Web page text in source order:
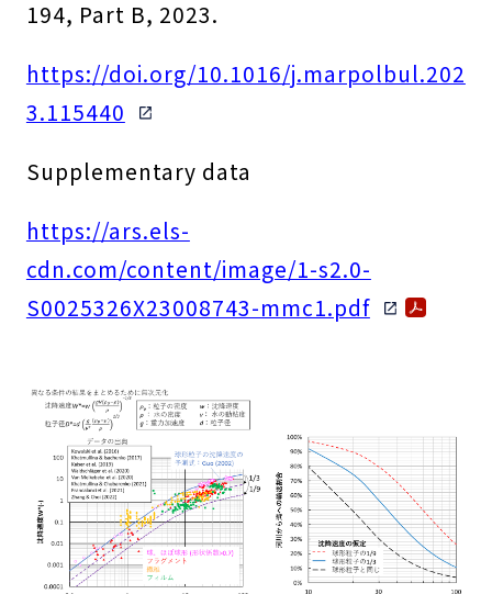
194, Part B, 2023.
https://doi.org/10.1016/j.marpolbul.202
3.115440
Supplementary data
https://ars.els-
cdn.com/content/image/1-s2.0-
S0025326X23008743-mmc1.pdf